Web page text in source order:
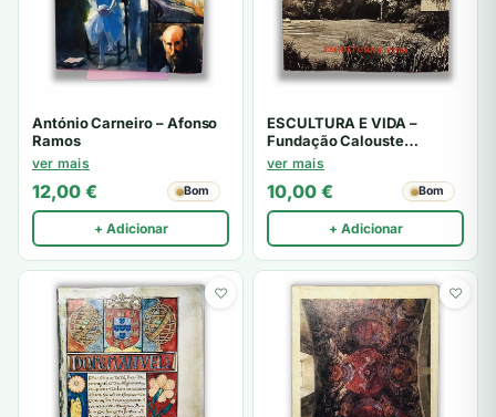
António Carneiro – Afonso
Ramos
ver mais
12,00 € Bom
+ Adicionar
ESCULTURA E VIDA –
Fundação Calouste
Gulbenkian
ver mais
10,00 € Bom
+ Adicionar
♡ ♡